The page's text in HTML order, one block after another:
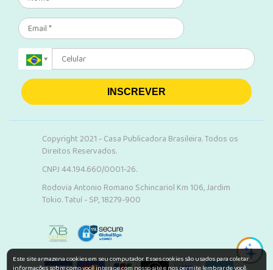
INSCREVER
Copyright 2021 - Casa Publicadora Brasileira. Todos os
Direitos Reservados.
CNPJ 44.194.660/0001-26.
Rodovia Antonio Romano Schincariol Km 106, Jardim
Tokio. Tatuí - SP, 18279-900
Este site armazena cookies em seu computador. Esses cookies são usados para coletar